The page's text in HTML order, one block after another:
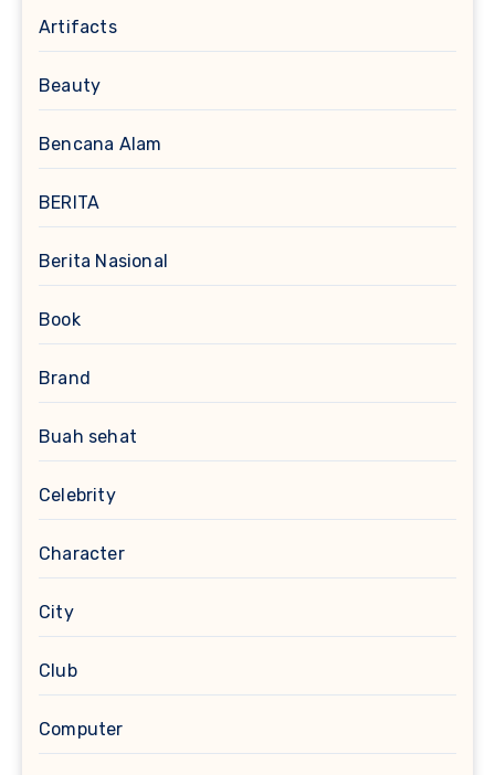
Artifacts
Beauty
Bencana Alam
BERITA
Berita Nasional
Book
Brand
Buah sehat
Celebrity
Character
City
Club
Computer